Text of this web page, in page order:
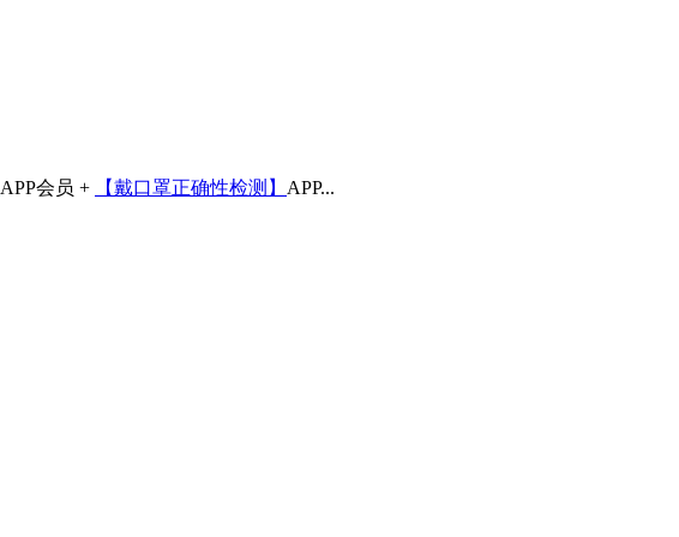
APP会员 + 【戴口罩正确性检测】 APP...